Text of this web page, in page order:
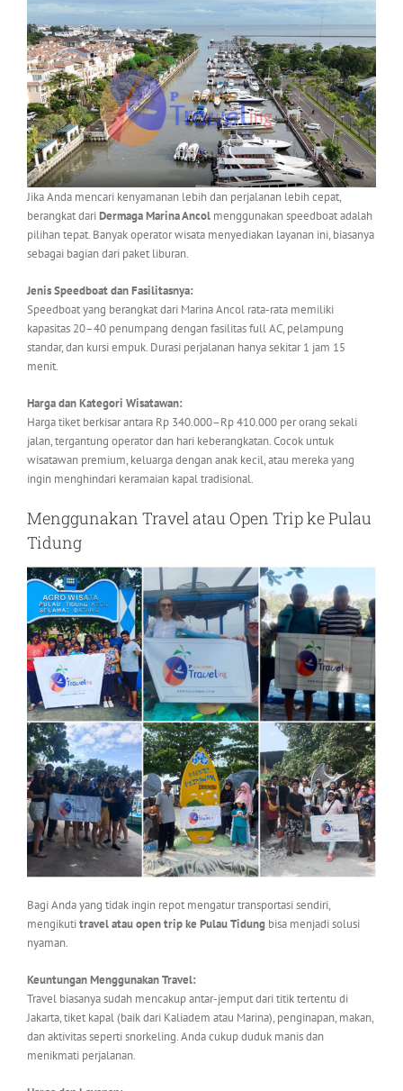
Jika Anda mencari kenyamanan lebih dan perjalanan lebih cepat,
berangkat dariDermaga Marina Ancolmenggunakan speedboat adalah
pilihan tepat. Banyak operator wisata menyediakan layanan ini, biasanya
sebagai bagian dari paket liburan.
Jenis Speedboat dan Fasilitasnya:
Speedboat yang berangkat dari Marina Ancol rata-rata memiliki
kapasitas 20–40 penumpang dengan fasilitas full AC, pelampung
standar, dan kursi empuk. Durasi perjalanan hanya sekitar 1 jam 15
menit.
Harga dan Kategori Wisatawan:
Harga tiket berkisar antara Rp 340.000–Rp 410.000 per orang sekali
jalan, tergantung operator dan hari keberangkatan. Cocok untuk
wisatawan premium, keluarga dengan anak kecil, atau mereka yang
ingin menghindari keramaian kapal tradisional.
Menggunakan Travel atau Open Trip ke Pulau
Tidung
Bagi Anda yang tidak ingin repot mengatur transportasi sendiri,
mengikutitravel atau open trip ke Pulau Tidungbisa menjadi solusi
nyaman.
Keuntungan Menggunakan Travel:
Travel biasanya sudah mencakup antar-jemput dari titik tertentu di
Jakarta, tiket kapal (baik dari Kaliadem atau Marina), penginapan, makan,
dan aktivitas seperti snorkeling. Anda cukup duduk manis dan
menikmati perjalanan.